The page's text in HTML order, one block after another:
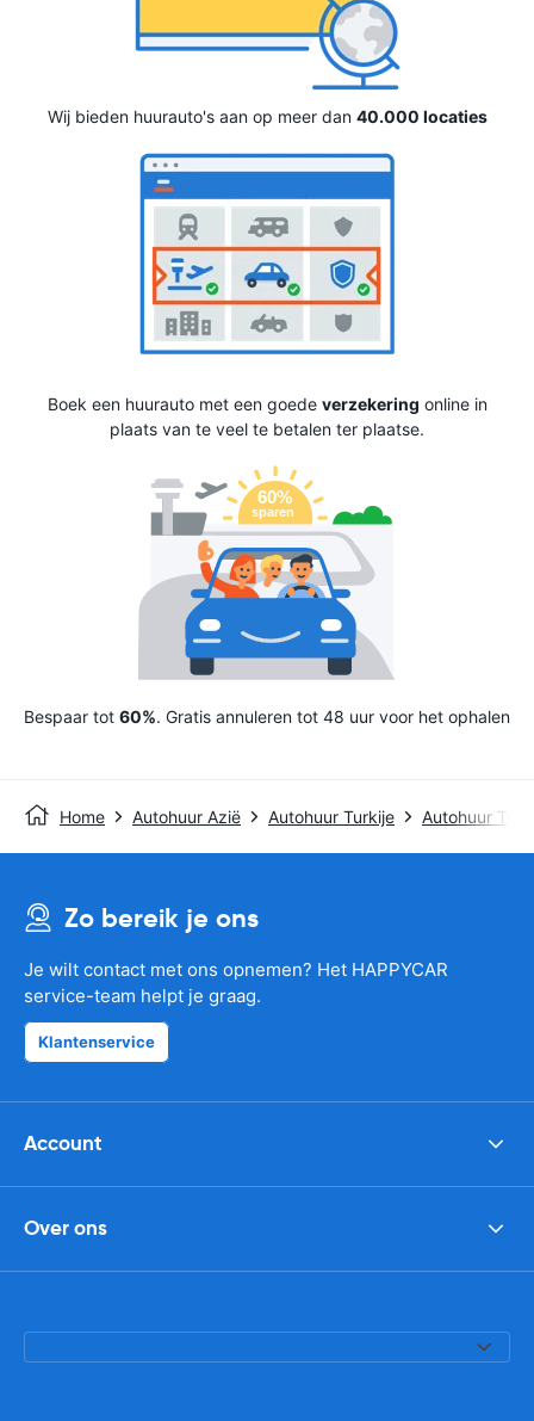
Wij bieden huurauto's aan op meer dan 40.000 locaties
Boek een huurauto met een goede verzekering online in
plaats van te veel te betalen ter plaatse.
Bespaar tot 60%. Gratis annuleren tot 48 uur voor het ophalen
Home Autohuur Azië Autohuur Turkije Autohuur
Zo bereik je ons
Je wilt contact met ons opnemen? Het HAPPYCAR
service-team helpt je graag.
Klantenservice
Account
Over ons